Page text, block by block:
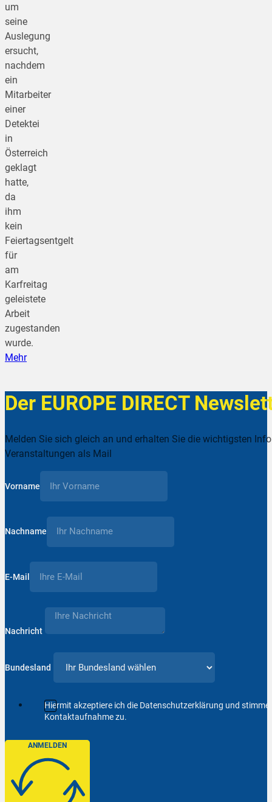
um
seine
Auslegung
ersucht,
nachdem
ein
Mitarbeiter
einer
Detektei
in
Österreich
geklagt
hatte,
da
ihm
kein
Feiertagsentgelt
für
am
Karfreitag
geleistete
Arbeit
zugestanden
wurde.
Mehr
Der EUROPE DIRECT
Melden Sie sich gleich an und erhalten Sie die wichtigsten
Veranstaltungen als Mail
Vorname
Nachname
E-Mail
Nachricht
Bundesland
Hiermit akzeptiere ich die Datenschutzerklärung und
Kontaktaufnahme zu.
ANMELDEN